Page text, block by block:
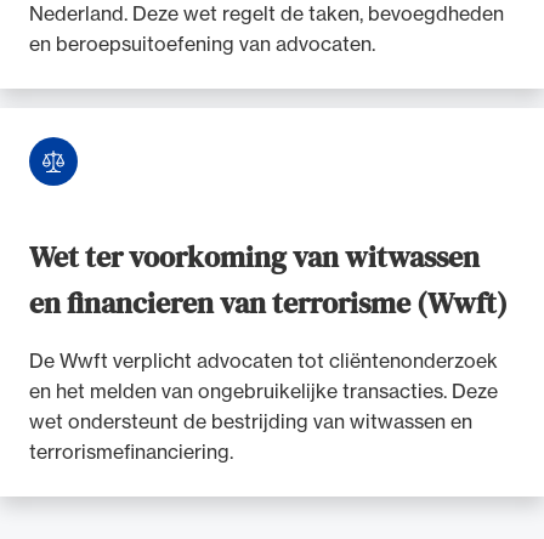
Nederland. Deze wet regelt de taken, bevoegdheden
en beroepsuitoefening van advocaten.
Wet ter voorkoming van witwassen
en financieren van terrorisme (Wwft)
De Wwft verplicht advocaten tot cliëntenonderzoek
en het melden van ongebruikelijke transacties. Deze
wet ondersteunt de bestrijding van witwassen en
terrorismefinanciering.